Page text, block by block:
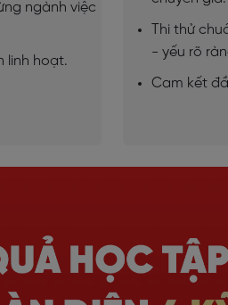
ngành việc
linh hoạt.
Thi thử
- yếu rõ
Cam kết